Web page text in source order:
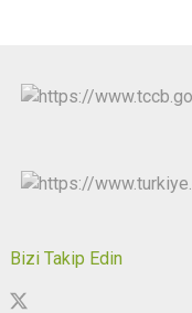
Bizi Takip Edin